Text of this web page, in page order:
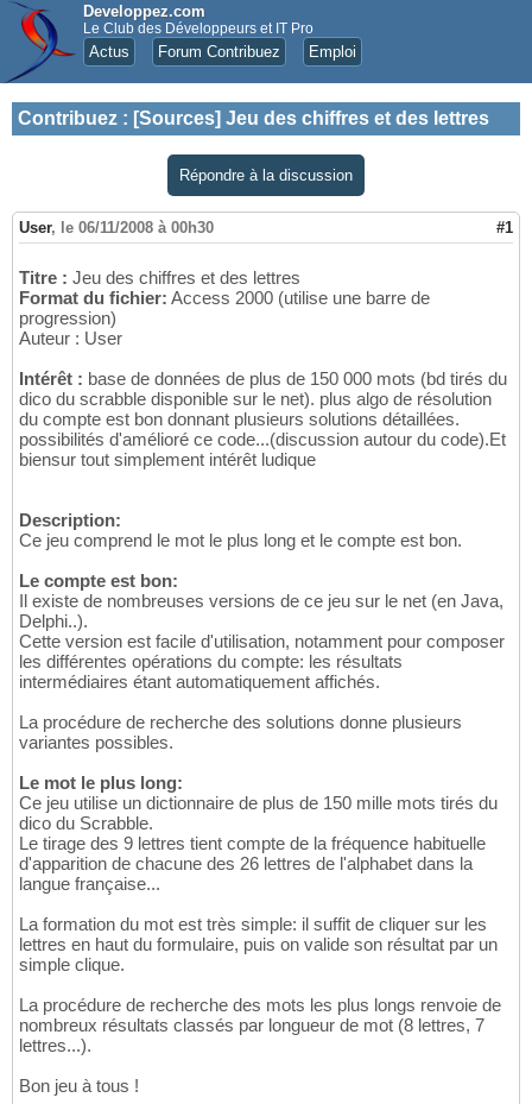
Developpez.com
Le Club des Développeurs et IT Pro
Actus Forum Contribuez Emploi
Contribuez : [Sources] Jeu des chiffres et des lettres
Répondre à la discussion
User, le 06/11/2008 à 00h30 #1
Titre : Jeu des chiffres et des lettres
Format du fichier: Access 2000 (utilise une barre de
progression)
Auteur : User
Intérêt : base de données de plus de 150 000 mots (bd tirés du
dico du scrabble disponible sur le net). plus algo de résolution
du compte est bon donnant plusieurs solutions détaillées.
possibilités d'amélioré ce code...(discussion autour du code).Et
biensur tout simplement intérêt ludique
Description:
Ce jeu comprend le mot le plus long et le compte est bon.
Le compte est bon:
Il existe de nombreuses versions de ce jeu sur le net (en Java,
Delphi..).
Cette version est facile d'utilisation, notamment pour composer
les différentes opérations du compte: les résultats
intermédiaires étant automatiquement affichés.
La procédure de recherche des solutions donne plusieurs
variantes possibles.
Le mot le plus long:
Ce jeu utilise un dictionnaire de plus de 150 mille mots tirés du
dico du Scrabble.
Le tirage des 9 lettres tient compte de la fréquence habituelle
d'apparition de chacune des 26 lettres de l'alphabet dans la
langue française...
La formation du mot est très simple: il suffit de cliquer sur les
lettres en haut du formulaire, puis on valide son résultat par un
simple clique.
La procédure de recherche des mots les plus longs renvoie de
nombreux résultats classés par longueur de mot (8 lettres, 7
lettres...).
Bon jeu à tous !